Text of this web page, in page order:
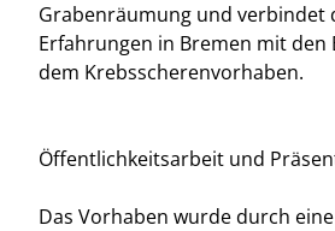
Grabenräumung und verbindet
Erfahrungen in Bremen mit den
dem Krebsscherenvorhaben.
Öffentlichkeitsarbeit und
Das Vorhaben wurde durch